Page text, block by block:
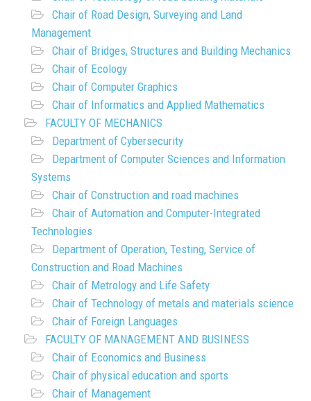
Chair of Road Design, Surveying and Land
Management
Chair of Bridges, Structures and Building Mechanics
Chair of Ecology
Chair of Computer Graphics
Chair of Informatics and Applied Mathematics
FACULTY OF MECHANICS
Department of Cybersecurity
Department of Computer Sciences and Information
Systems
Chair of Construction and road machines
Chair of Automation and Computer-Integrated
Technologies
Department of Operation, Testing, Service of
Construction and Road Machines
Chair of Metrology and Life Safety
Chair of Technology of metals and materials science
Chair of Foreign Languages
FACULTY OF MANAGEMENT AND BUSINESS
Chair of Economics and Business
Chair of physical education and sports
Chair of Management